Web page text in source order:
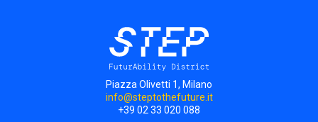
Piazza Olivetti 1, Milano
info@steptothefuture.it
+39 02 33 020 088